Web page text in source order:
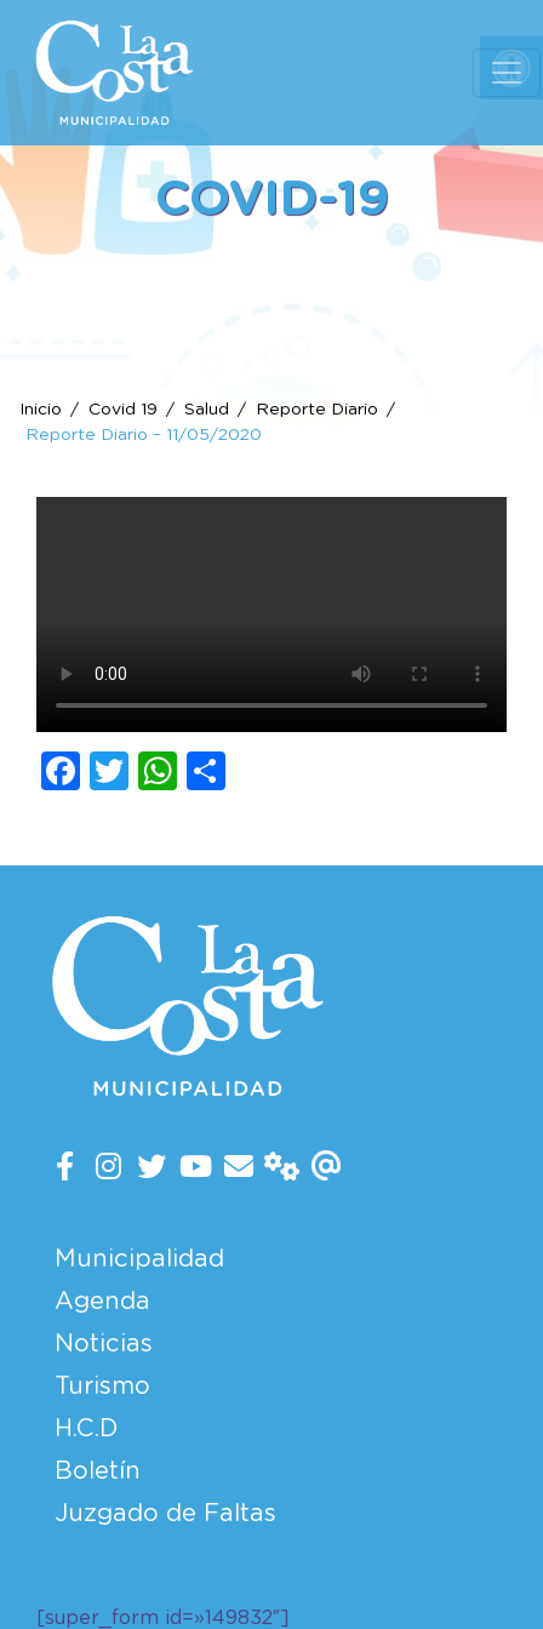
COVID-19
Inicio Covid 19 Salud
Reporte Diario
Reporte Diario – 11/05/2020
Facebook
TwitterWhatsApp
Municipalidad
Agenda
Noticias
Turismo
H.C.D
Boletín
Juzgado de Faltas
[super_form id=»149832″]